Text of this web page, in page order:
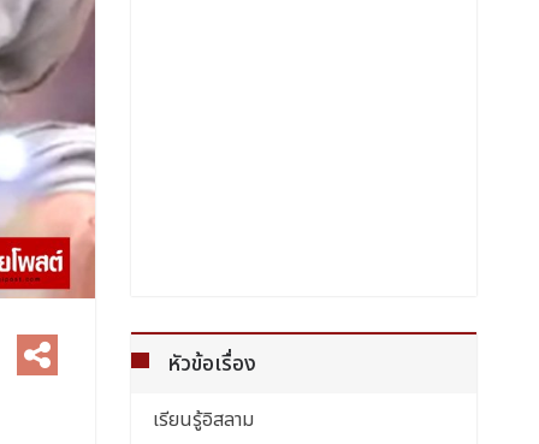
หัวข้อเรื่อง
เรียนรู้อิสลาม